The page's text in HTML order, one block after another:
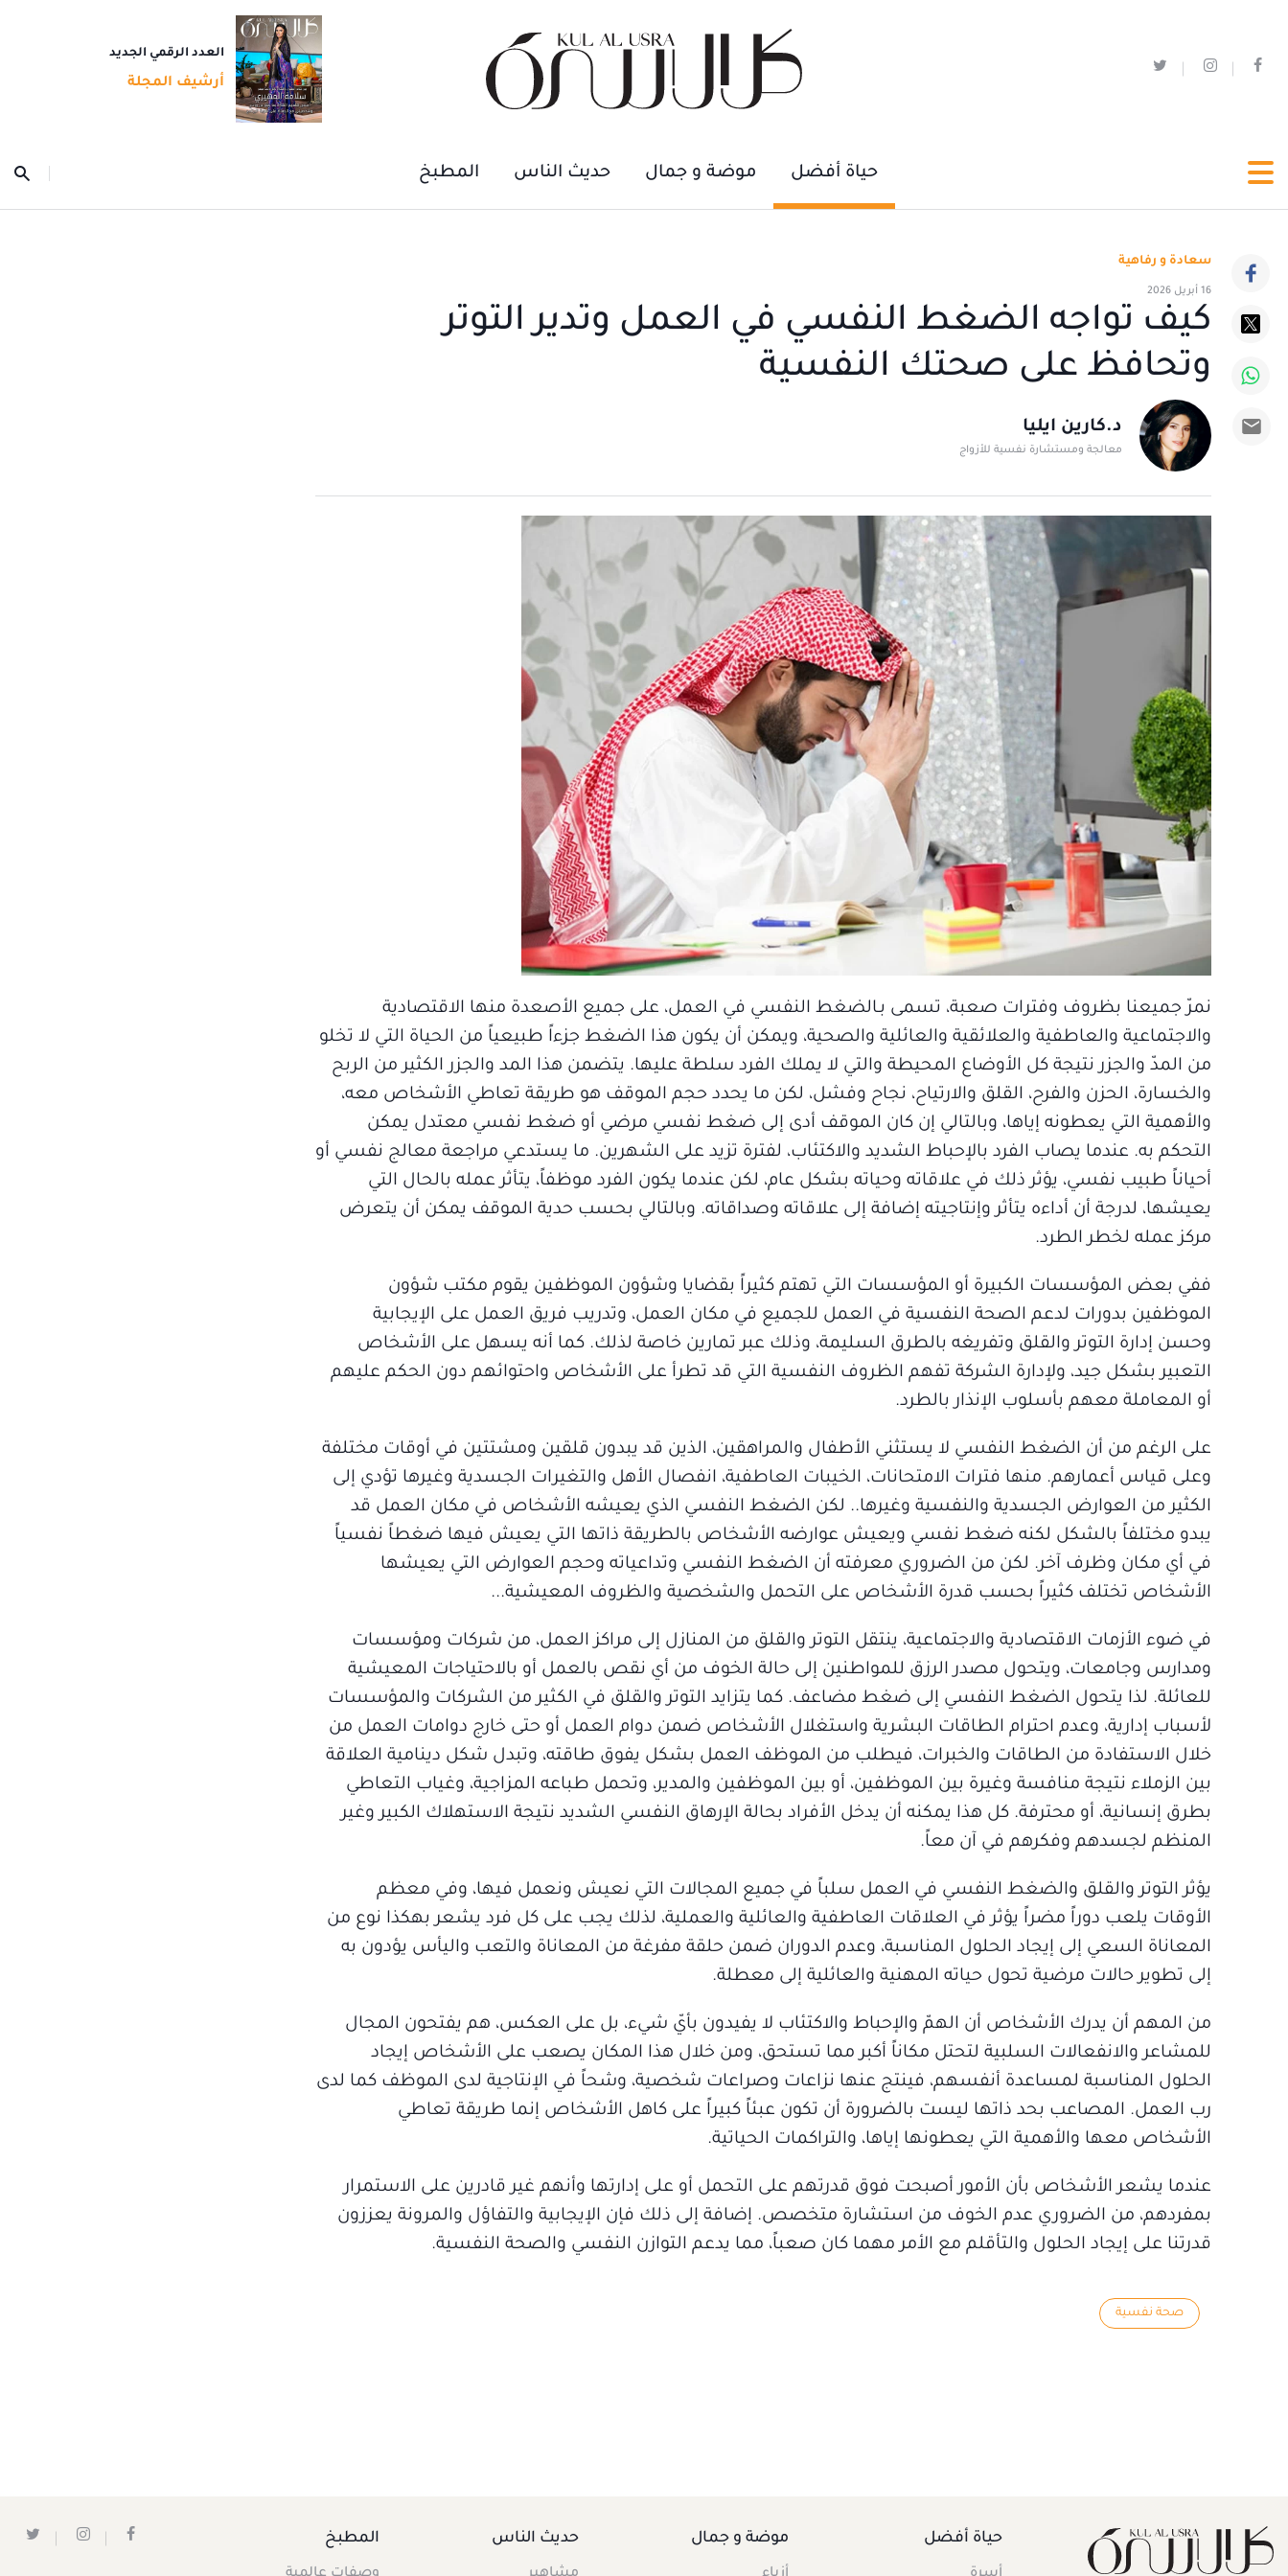
العدد الرقمي الجديد
أرشيف المجلة
حياة أفضل موضة و جمال حديث الناس المطبخ
سعادة و رفاهية
16 أبريل 2026
كيف تواجه الضغط النفسي في العمل وتدير التوتر
وتحافظ على صحتك النفسية
د.كارين ايليا
معالجة ومستشارة نفسية للأزواج
نمرّ جميعنا بظروف وفترات صعبة، تسمى بـالضغط النفسي في العمل، على جميع الأصعدة منها الاقتصادية
والاجتماعية والعاطفية والعلائقية والعائلية والصحية، ويمكن أن يكون هذا الضغط جزءاً طبيعياً من الحياة التي لا تخلو
من المدّ والجزر نتيجة كل الأوضاع المحيطة والتي لا يملك الفرد سلطة عليها. يتضمن هذا المد والجزر الكثير من الربح
والخسارة، الحزن والفرح، القلق والارتياح، نجاح وفشل، لكن ما يحدد حجم الموقف هو طريقة تعاطي الأشخاص معه،
والأهمية التي يعطونه إياها، وبالتالي إن كان الموقف أدى إلى ضغط نفسي مرضي أو ضغط نفسي معتدل يمكن
التحكم به. عندما يصاب الفرد بالإحباط الشديد والاكتئاب، لفترة تزيد على الشهرين. ما يستدعي مراجعة معالج نفسي أو
أحياناً طبيب نفسي، يؤثر ذلك في علاقاته وحياته بشكل عام، لكن عندما يكون الفرد موظفاً، يتأثر عمله بالحال التي
يعيشها، لدرجة أن أداءه يتأثر وإنتاجيته إضافة إلى علاقاته وصداقاته. وبالتالي بحسب حدية الموقف يمكن أن يتعرض
مركز عمله لخطر الطرد.
ففي بعض المؤسسات الكبيرة أو المؤسسات التي تهتم كثيراً بقضايا وشؤون الموظفين يقوم مكتب شؤون
الموظفين بدورات لدعم الصحة النفسية في العمل للجميع في مكان العمل، وتدريب فريق العمل على الإيجابية
وحسن إدارة التوتر والقلق وتفريغه بالطرق السليمة، وذلك عبر تمارين خاصة لذلك. كما أنه يسهل على الأشخاص
التعبير بشكل جيد، ولإدارة الشركة تفهم الظروف النفسية التي قد تطرأ على الأشخاص واحتوائهم دون الحكم عليهم
أو المعاملة معهم بأسلوب الإنذار بالطرد.
على الرغم من أن الضغط النفسي لا يستثني الأطفال والمراهقين، الذين قد يبدون قلقين ومشتتين في أوقات مختلفة
وعلى قياس أعمارهم. منها فترات الامتحانات، الخيبات العاطفية، انفصال الأهل والتغيرات الجسدية وغيرها تؤدي إلى
الكثير من العوارض الجسدية والنفسية وغيرها.. لكن الضغط النفسي الذي يعيشه الأشخاص في مكان العمل قد
يبدو مختلفاً بالشكل لكنه ضغط نفسي ويعيش عوارضه الأشخاص بالطريقة ذاتها التي يعيش فيها ضغطاً نفسياً
في أي مكان وظرف آخر. لكن من الضروري معرفته أن الضغط النفسي وتداعياته وحجم العوارض التي يعيشها
الأشخاص تختلف كثيراً بحسب قدرة الأشخاص على التحمل والشخصية والظروف المعيشية...
في ضوء الأزمات الاقتصادية والاجتماعية، ينتقل التوتر والقلق من المنازل إلى مراكز العمل، من شركات ومؤسسات
ومدارس وجامعات، ويتحول مصدر الرزق للمواطنين إلى حالة الخوف من أي نقص بالعمل أو بالاحتياجات المعيشية
للعائلة. لذا يتحول الضغط النفسي إلى ضغط مضاعف. كما يتزايد التوتر والقلق في الكثير من الشركات والمؤسسات
لأسباب إدارية، وعدم احترام الطاقات البشرية واستغلال الأشخاص ضمن دوام العمل أو حتى خارج دوامات العمل من
خلال الاستفادة من الطاقات والخبرات، فيطلب من الموظف العمل بشكل يفوق طاقته، وتبدل شكل دينامية العلاقة
بين الزملاء نتيجة منافسة وغيرة بين الموظفين، أو بين الموظفين والمدير، وتحمل طباعه المزاجية، وغياب التعاطي
بطرق إنسانية، أو محترفة. كل هذا يمكنه أن يدخل الأفراد بحالة الإرهاق النفسي الشديد نتيجة الاستهلاك الكبير وغير
المنظم لجسدهم وفكرهم في آن معاً.
يؤثر التوتر والقلق والضغط النفسي في العمل سلباً في جميع المجالات التي نعيش ونعمل فيها، وفي معظم
الأوقات يلعب دوراً مضراً يؤثر في العلاقات العاطفية والعائلية والعملية، لذلك يجب على كل فرد يشعر بهكذا نوع من
المعاناة السعي إلى إيجاد الحلول المناسبة، وعدم الدوران ضمن حلقة مفرغة من المعاناة والتعب واليأس يؤدون به
إلى تطوير حالات مرضية تحول حياته المهنية والعائلية إلى معطلة.
من المهم أن يدرك الأشخاص أن الهمّ والإحباط والاكتئاب لا يفيدون بأيّ شيء، بل على العكس، هم يفتحون المجال
للمشاعر والانفعالات السلبية لتحتل مكاناً أكبر مما تستحق، ومن خلال هذا المكان يصعب على الأشخاص إيجاد
الحلول المناسبة لمساعدة أنفسهم، فينتج عنها نزاعات وصراعات شخصية، وشحاً في الإنتاجية لدى الموظف كما لدى
رب العمل. المصاعب بحد ذاتها ليست بالضرورة أن تكون عبئاً كبيراً على كاهل الأشخاص إنما طريقة تعاطي
الأشخاص معها والأهمية التي يعطونها إياها، والتراكمات الحياتية.
عندما يشعر الأشخاص بأن الأمور أصبحت فوق قدرتهم على التحمل أو على إدارتها وأنهم غير قادرين على الاستمرار
بمفردهم، من الضروري عدم الخوف من استشارة متخصص. إضافة إلى ذلك فإن الإيجابية والتفاؤل والمرونة يعززون
قدرتنا على إيجاد الحلول والتأقلم مع الأمر مهما كان صعباً، مما يدعم التوازن النفسي والصحة النفسية.
صحة نفسية
حياة أفضل موضة و جمال حديث الناس المطبخ